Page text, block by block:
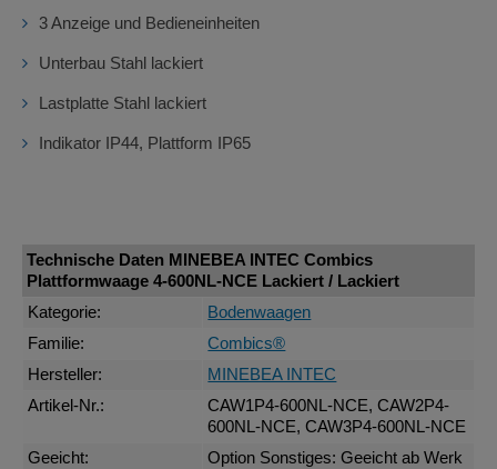
3 Anzeige und Bedieneinheiten
Unterbau Stahl lackiert
Lastplatte Stahl lackiert
Indikator IP44, Plattform IP65
Technische Daten MINEBEA INTEC Combics
Plattformwaage 4-600NL-NCE Lackiert / Lackiert
Kategorie:
Bodenwaagen
Familie:
Combics®
Hersteller:
MINEBEA INTEC
Artikel-Nr.:
CAW1P4-600NL-NCE, CAW2P4-
600NL-NCE, CAW3P4-600NL-NCE
Geeicht:
Option Sonstiges: Geeicht ab Werk